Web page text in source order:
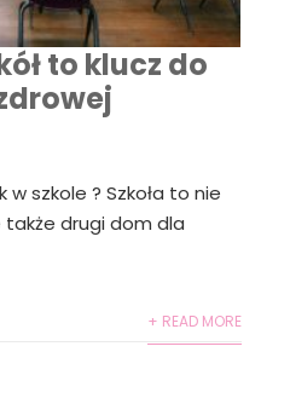
to klucz do
szkole ? Szkoła to nie
także drugi dom dla
+ READ MORE